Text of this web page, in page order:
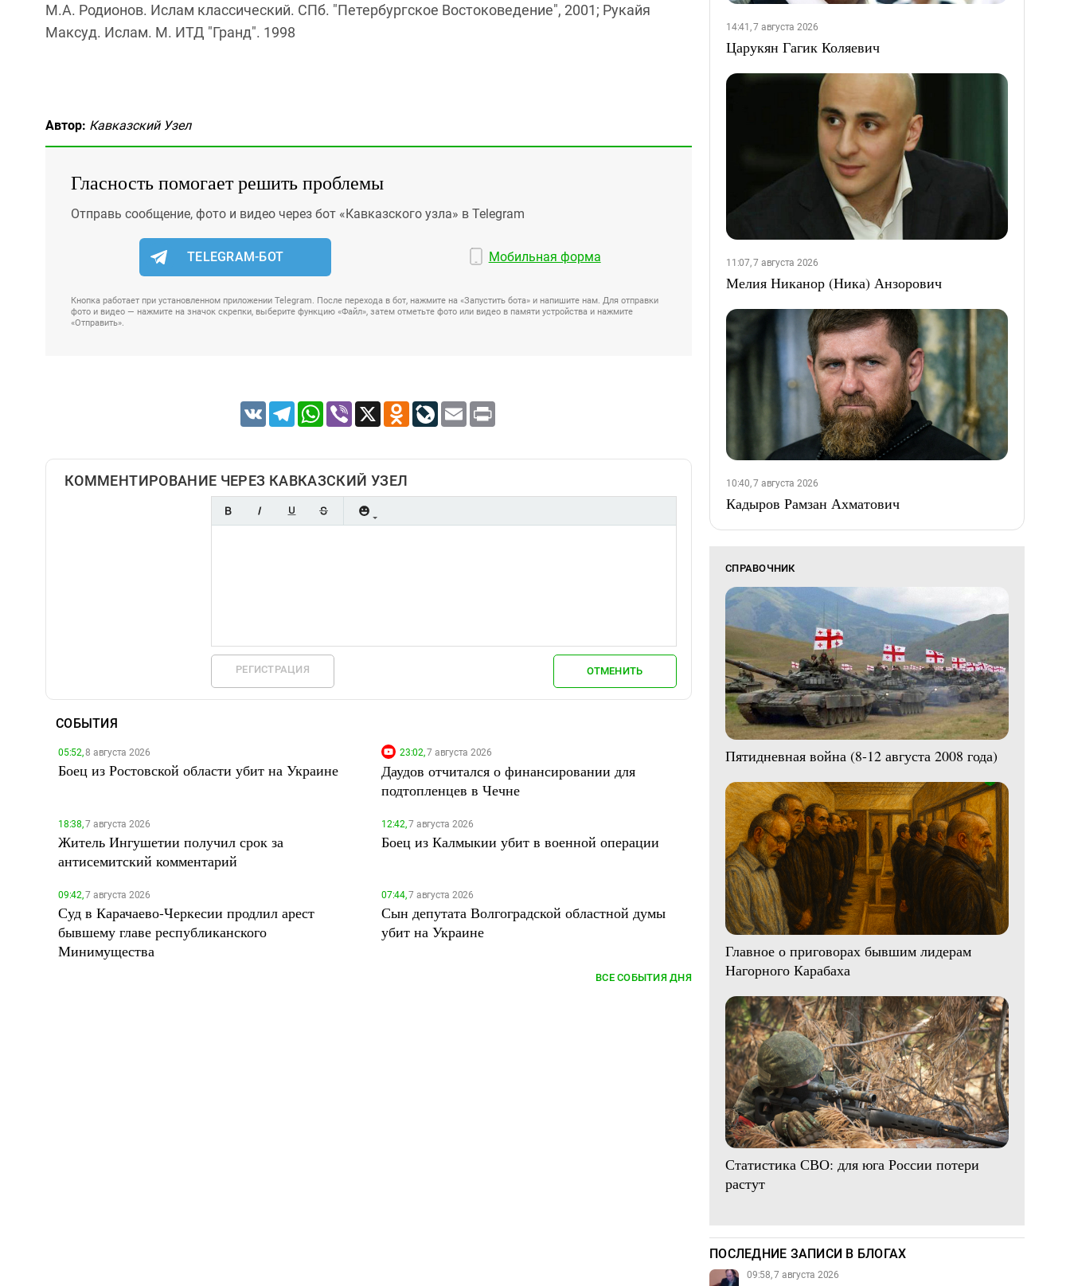
М.А. Родионов. Ислам классический. СПб. "Петербургское Востоковедение", 2001; Рукайя
Максуд. Ислам. М. ИТД "Гранд". 1998
Автор: Кавказский Узел
Гласность помогает решить проблемы
Отправь сообщение, фото и видео через бот «Кавказского узла» в Telegram
TELEGRAM-БОТ Мобильная форма
Кнопка работает при установленном приложении Telegram. После перехода в бот, нажмите на «Запустить бота» и напишите нам. Для отправки
фото и видео — нажмите на значок скрепки, выберите функцию «Файл», затем отметьте фото или видео в памяти устройства и нажмите
«Отправить».
VK TelegramWhatsApp
Viber X Odnoklassniki
LiveJournal
Email
КОММЕНТИРОВАНИЕ ЧЕРЕЗ КАВКАЗСКИЙ УЗЕЛ
РЕГИСТРАЦИЯ ОТМЕНИТЬ
СОБЫТИЯ
05:52,8 августа 2026
Боец из Ростовской области убит на Украине
23:02,7 августа 2026
Даудов отчитался о финансировании для
подтопленцев в Чечне
18:38,7 августа 2026
Житель Ингушетии получил срок за
антисемитский комментарий
12:42,7 августа 2026
Боец из Калмыкии убит в военной операции
09:42,7 августа 2026
Суд в Карачаево-Черкесии продлил арест
бывшему главе республиканского
Минимущества
07:44,7 августа 2026
Сын депутата Волгоградской областной думы
убит на Украине
ВСЕ СОБЫТИЯ ДНЯ
14:41, 7 августа 2026
Царукян Гагик Коляевич
11:07, 7 августа 2026
Мелия Никанор (Ника) Анзорович
10:40, 7 августа 2026
Кадыров Рамзан Ахматович
СПРАВОЧНИК
Пятидневная война (8-12 августа 2008 года)
Главное о приговорах бывшим лидерам
Нагорного Карабаха
Статистика СВО: для юга России потери
растут
ПОСЛЕДНИЕ ЗАПИСИ В БЛОГАХ
09:58, 7 августа 2026